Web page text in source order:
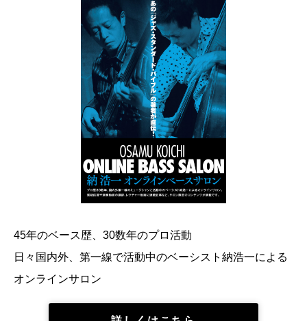
45年のベース歴、30数年のプロ活動
日々国内外、第一線で活動中のベーシスト納浩一による
オンラインサロン